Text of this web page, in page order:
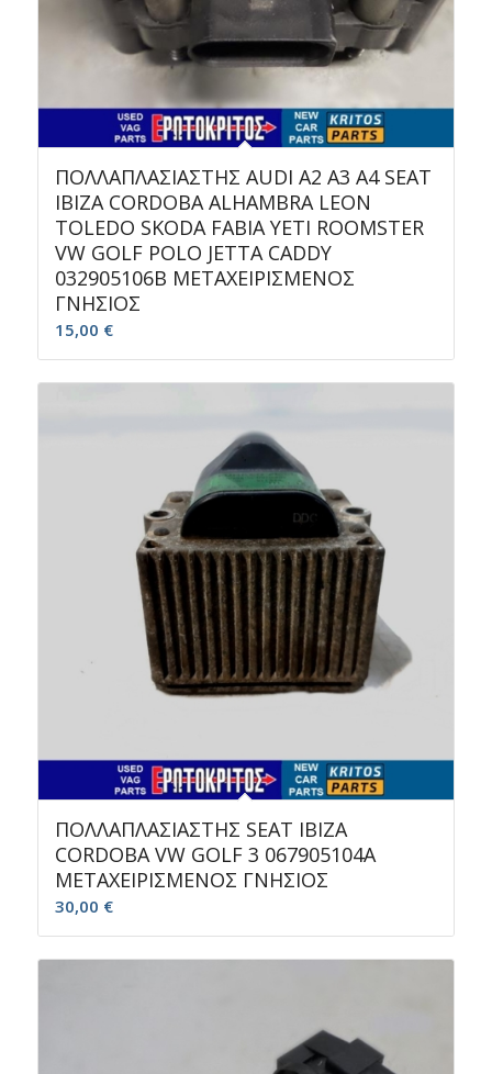
ΠΟΛΛΑΠΛΑΣΙΑΣΤΗΣ AUDI A2 A3 A4 SEAT
IBIZA CORDOBA ALHAMBRA LEON
TOLEDO SKODA FABIA YETI ROOMSTER
VW GOLF POLO JETTA CADDY
032905106B ΜΕΤΑΧΕΙΡΙΣΜΕΝΟΣ
ΓΝΗΣΙΟΣ
15,00 €
ΠΟΛΛΑΠΛΑΣΙΑΣΤΗΣ SEAT IBIZA
CORDOBA VW GOLF 3 067905104A
ΜΕΤΑΧΕΙΡΙΣΜΕΝΟΣ ΓΝΗΣΙΟΣ
30,00 €